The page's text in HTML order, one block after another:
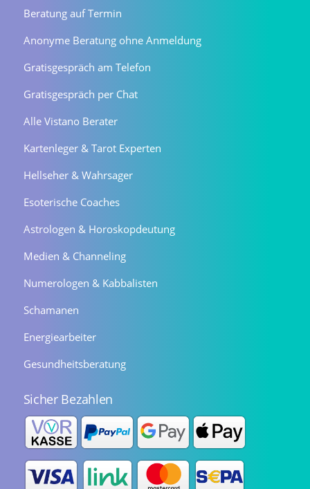
Beratung auf Termin
Anonyme Beratung ohne Anmeldung
Gratisgespräch am Telefon
Gratisgespräch per Chat
Alle Vistano Berater
Kartenleger & Tarot Experten
Hellseher & Wahrsager
Esoterische Coaches
Astrologen & Horoskopdeutung
Medien & Channeling
Numerologen & Kabbalisten
Schamanen
Energiearbeiter
Gesundheitsberatung
Sicher Bezahlen